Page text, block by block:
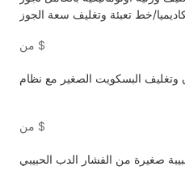
خط تعبئة وتغليف سعة الجوز
$
$
صغيرة من الفشار الدب الحبيبي